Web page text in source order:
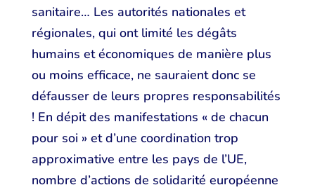
sanitaire… Les autorités nationales et
régionales, qui ont limité les dégâts
humains et économiques de manière plus
ou moins efficace, ne sauraient donc se
défausser de leurs propres responsabilités
! En dépit des manifestations « de chacun
pour soi » et d’une coordination trop
approximative entre les pays de l’UE,
nombre d’actions de solidarité européenne